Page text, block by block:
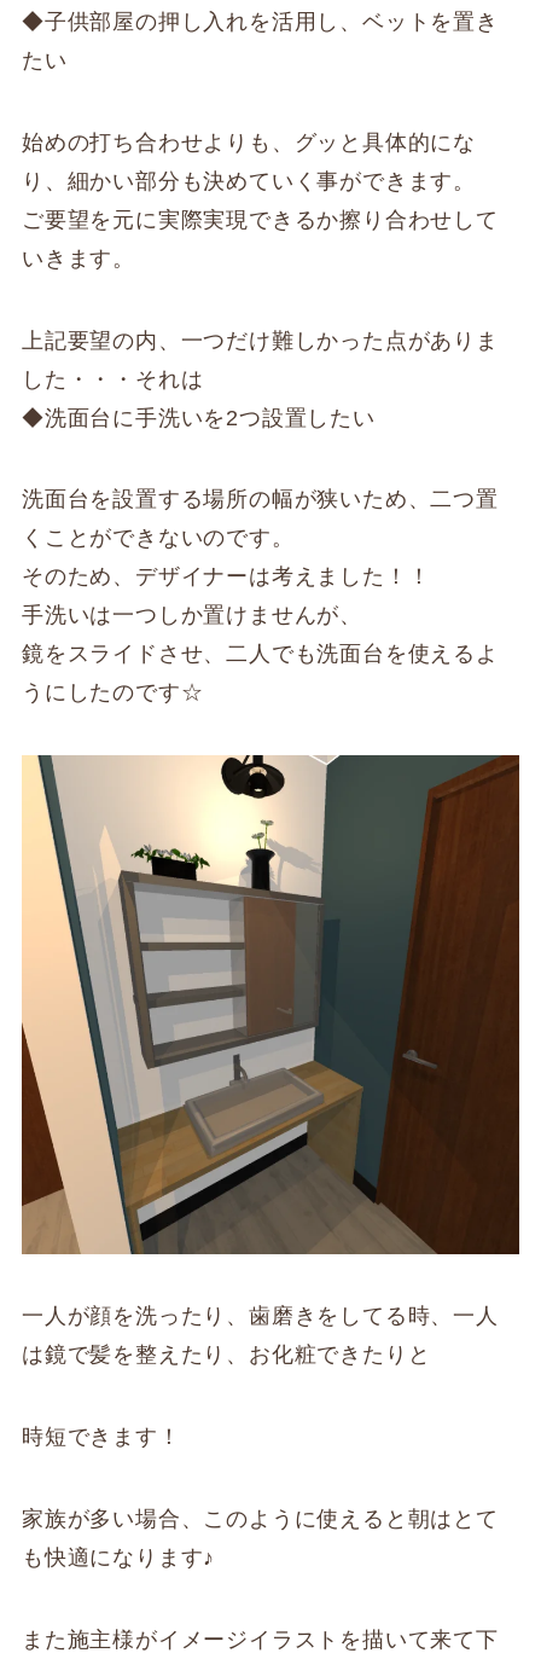
◆子供部屋の押し入れを活用し、ベットを置き
たい
始めの打ち合わせよりも、グッと具体的にな
り、細かい部分も決めていく事ができます。
ご要望を元に実際実現できるか擦り合わせして
いきます。
上記要望の内、一つだけ難しかった点がありま
した・・・それは
◆洗面台に手洗いを2つ設置したい
洗面台を設置する場所の幅が狭いため、二つ置
くことができないのです。
そのため、デザイナーは考えました！！
手洗いは一つしか置けませんが、
鏡をスライドさせ、二人でも洗面台を使えるよ
うにしたのです☆
一人が顔を洗ったり、歯磨きをしてる時、一人
は鏡で髪を整えたり、お化粧できたりと
時短できます！
家族が多い場合、このように使えると朝はとて
も快適になります♪
また施主様がイメージイラストを描いて来て下